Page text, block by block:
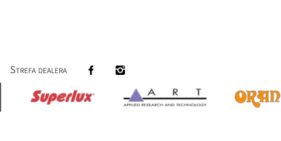
Strefa dealera